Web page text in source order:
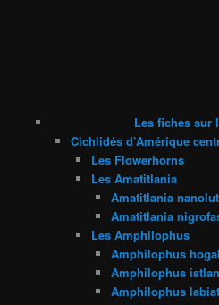
Les fiches sur
Cichlidés d’Amérique
Les Flowerhorns
Les Amatitlania
Amatitlania
Amatitlania
Les Amphilophus
Amphilophus
Amphilophus
Amphilophus